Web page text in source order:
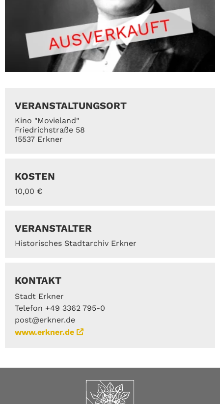
VERANSTALTUNGSORT
Kino "Movieland"
Friedrichstraße 58
15537 Erkner
KOSTEN
10,00 €
VERANSTALTER
Historisches Stadtarchiv Erkner
KONTAKT
Stadt Erkner
Telefon +49 3362 795-0
post@erkner.de
www.erkner.de